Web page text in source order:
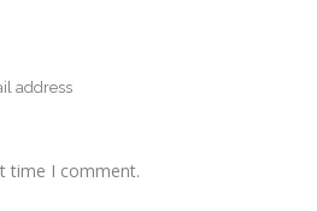
time I comment.